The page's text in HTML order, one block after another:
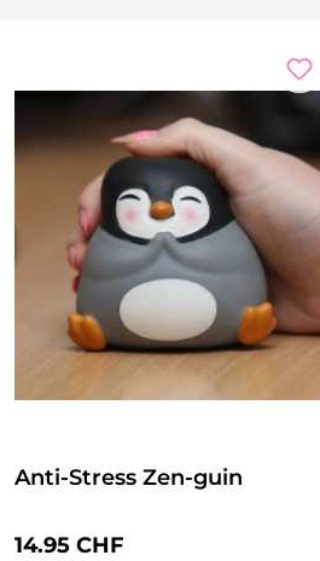
Anti-Stress Zen-guin
Prix régulier :
14.95 CHF